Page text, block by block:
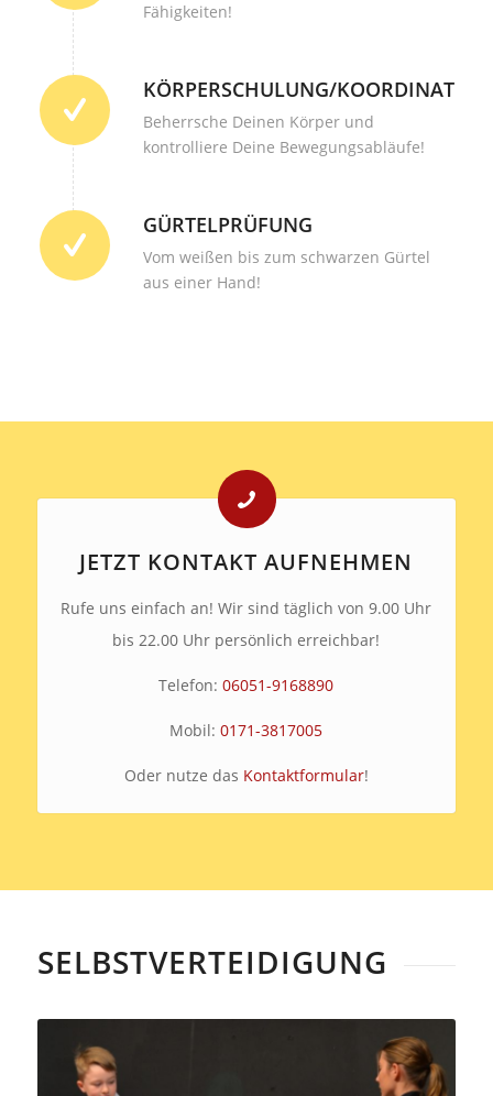
Fähigkeiten!
KÖRPERSCHULUNG/KOORDINATION
Beherrsche Deinen Körper und
kontrolliere Deine Bewegungsabläufe!
GÜRTELPRÜFUNG
Vom weißen bis zum schwarzen Gürtel
aus einer Hand!
JETZT KONTAKT AUFNEHMEN
Rufe uns einfach an! Wir sind täglich von 9.00 Uhr
bis 22.00 Uhr persönlich erreichbar!
Telefon:06051-9168890
Mobil:0171-3817005
Oder nutze das Kontaktformular!
SELBSTVERTEIDIGUNG